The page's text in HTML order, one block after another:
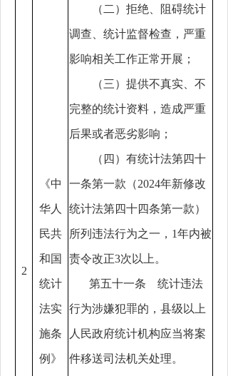
2
《中
华人
民共
和国
统计
法实
施条
例》
（二）拒绝、阻碍统计
调查、统计监督检查，严重
影响相关工作正常开展；
（三）提供不真实、不
完整的统计资料，造成严重
后果或者恶劣影响；
（四）有统计法第四十
一条第一款（2024年新修改
统计法第四十四条第一款）
所列违法行为之一，1年内被
责令改正3次以上。
第五十一条 统计违法
行为涉嫌犯罪的，县级以上
人民政府统计机构应当将案
件移送司法机关处理。